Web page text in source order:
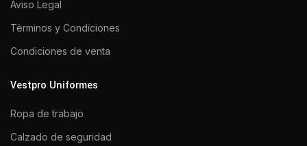
Aviso Legal
Tèrminos y Condiciones
Condiciones de venta
Vestpro Uniformes
Ropa de trabajo
Calzado de seguridad